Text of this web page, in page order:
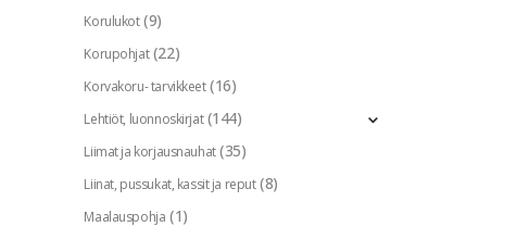
Korulukot (9)
Korupohjat (22)
Korvakoru- tarvikkeet (16)
Lehtiöt, luonnoskirjat (144)
Liimat ja korjausnauhat (35)
Liinat, pussukat, kassit ja reput (8)
Maalauspohja (1)